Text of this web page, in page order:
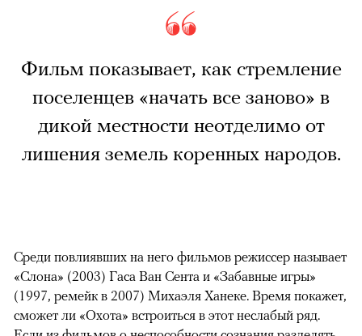
Фильм показывает, как стремление
поселенцев «начать все заново» в
дикой местности неотделимо от
лишения земель коренных народов.
Среди повлиявших на него фильмов режиссер называет
«Слона» (2003) Гаса Ван Сента и «Забавные игры»
(1997, ремейк в 2007) Михаэля Ханеке. Время покажет,
сможет ли «Охота» встроиться в этот неслабый ряд.